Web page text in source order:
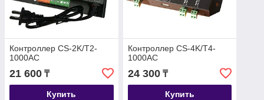
Контроллер CS-2K/T2-
1000AC
21 600 ₸
Купить
Контроллер CS-4K/T4-
1000AC
24 300₸
Купить